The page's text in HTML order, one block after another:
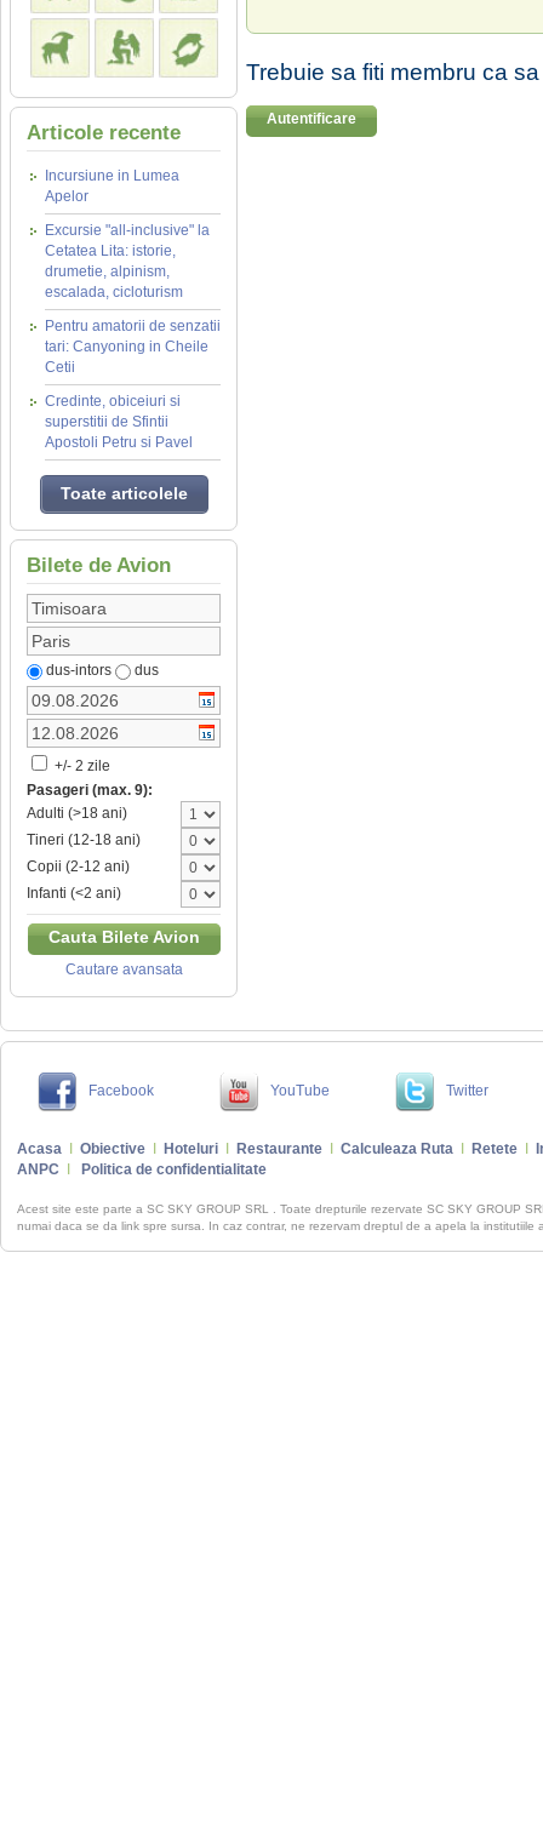
Articole recente
Incursiune in Lumea
Apelor
Excursie "all-inclusive" la
Cetatea Lita: istorie,
drumetie, alpinism,
escalada, cicloturism
Pentru amatorii de senzatii
tari: Canyoning in Cheile
Cetii
Credinte, obiceiuri si
superstitii de Sfintii
Apostoli Petru si Pavel
Toate articolele
Bilete de Avion
dus-intors dus
+/- 2 zile
Pasageri (max. 9):
Adulti (>18 ani)
Tineri (12-18 ani)
Copii (2-12 ani)
Infanti (<2 ani)
Cauta Bilete Avion
Cautare avansata
Trebuie sa fiti membru ca
Autentificare
Facebook YouTube Twitter
Acasa Obiective Hoteluri Restaurante Calculeaza Ruta Retete
ANPC
Politica de confidentialitate
Acest site este parte a SC SKY GROUP SRL . Toate drepturile rezervate SC SKY GROUP
numai daca se da link spre sursa. In caz contrar, ne rezervam dreptul de a apela la institutiile